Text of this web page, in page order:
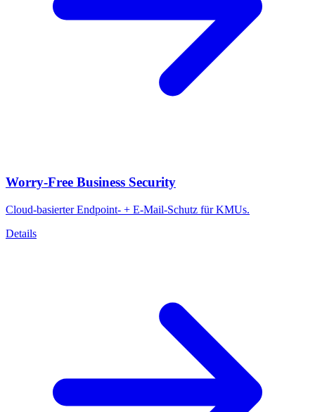
Worry-Free Business Security
Cloud-basierter Endpoint- + E-Mail-Schutz für KMUs.
Details